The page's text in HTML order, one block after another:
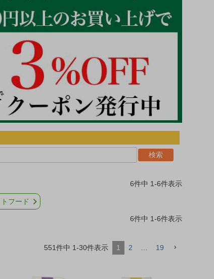
検索
6件中 1-6件表示
フード
6件中 1-6件表示
551件中 1-30件表示 1 2 … 19